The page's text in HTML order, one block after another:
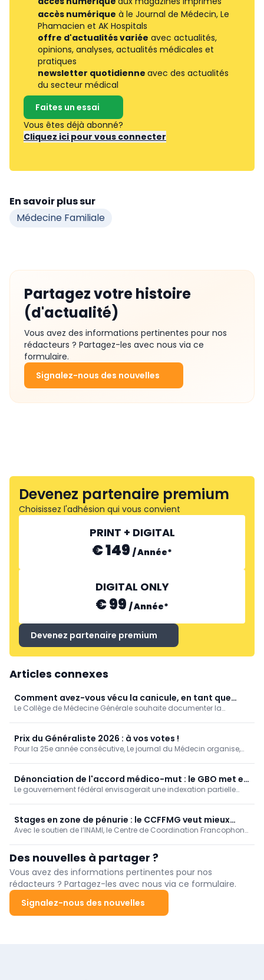
accès numérique à le Journal de Médecin, Le
Phamacien et AK Hospitals
offre d'actualités variée avec actualités,
opinions, analyses, actualités médicales et
pratiques
newsletter quotidienne avec des actualités
du secteur médical
Faites un essai
Vous êtes déjà abonné?
Cliquez ici pour vous connecter
En savoir plus sur
Médecine Familiale
Partagez votre histoire
(d'actualité)
Vous avez des informations pertinentes pour nos
rédacteurs ? Partagez-les avec nous via ce
formulaire.
Signalez-nous des nouvelles
Devenez partenaire premium
Choisissez l'adhésion qui vous convient
PRINT + DIGITAL
€ 149 /Année*
DIGITAL ONLY
€ 99 /Année*
Devenez partenaire premium
Articles connexes
Comment avez-vous vécu la canicule, en tant que
médecin généraliste? [Enquête]
Le Collège de Médecine Générale souhaite documenter la
Prix du Généraliste 2026 : à vos votes !
Pour la 25e année consécutive, Le journal du Médecin organise,
de six jeunes médecins francophones sélectionnés par leurs
universités respectives.
Dénonciation de l'accord médico-mut : le GBO met en
garde contre un saut d’index des honoraires
médicaux
Le gouvernement fédéral envisagerait une indexation partielle
telle mesure linéaire ne réduise la rémunération des médecins.
Stages en zone de pénurie : le CCFFMG veut mieux
répartir sans sacrifier la qualité
Avec le soutien de l’INAMI, le Centre de Coordination Francophone
générale de qualité dans les zones en pénurie.
Des nouvelles à partager ?
Vous avez des informations pertinentes pour nos
rédacteurs ? Partagez-les avec nous via ce formulaire.
Signalez-nous des nouvelles